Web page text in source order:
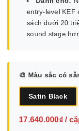
entry-level KEF
sách dưới 20
sound stage
🎨 Màu sắc có
Satin Black
17.640.000₫ /